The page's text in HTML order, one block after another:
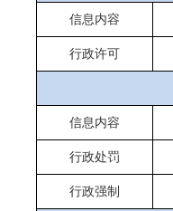
信息内容
行政许可
信息内容
行政处罚
行政强制